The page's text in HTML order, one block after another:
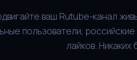
ваш Rutube-канал
пользователи,
лайков. Никаких